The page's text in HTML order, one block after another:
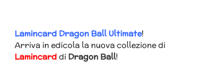
Lamincard Dragon Ball Ultimate!
Arriva in edicola la nuova collezione di
Lamincard di Dragon Ball!